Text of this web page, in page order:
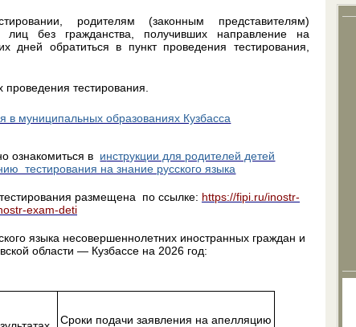
родителям (законным представителям)
лиц без гражданства, получивших направление на
дней обратиться в пункт проведения тестирования,
проведения тестирования
в муниципальных образованиях Кузбасса
ознакомиться в инструкции для родителей детей
тестирования на знание русского языка
размещена по ссылке: https://fipi.ru/inostr-
exam-deti
языка несовершеннолетних иностранных граждан и
области — Кузбассе на 2026 год:
Сроки подачи заявления на апелляцию